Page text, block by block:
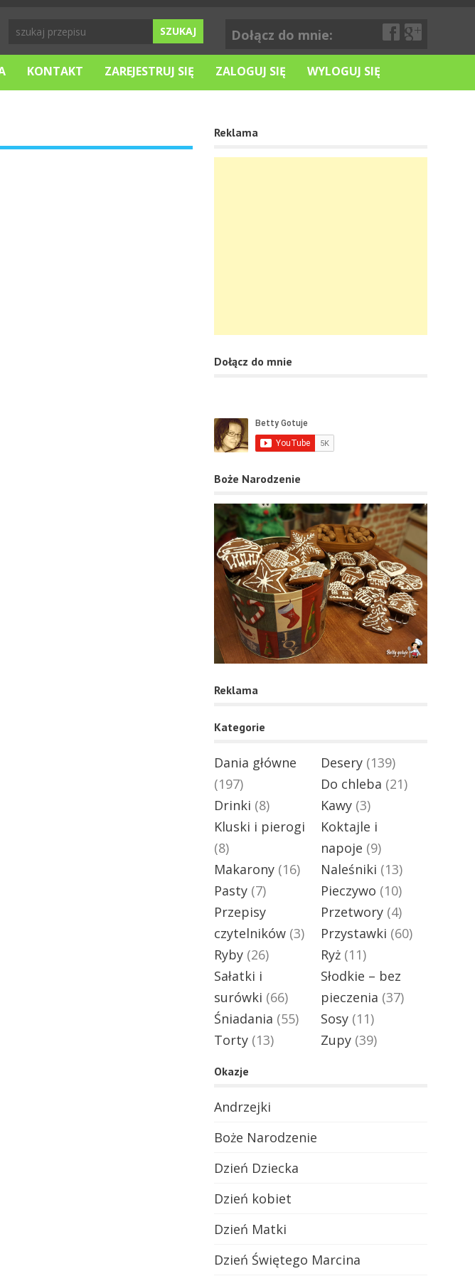
Dołącz do mnie:
KONTAKT ZAREJESTRUJ SIĘ ZALOGUJ SIĘ WYLOGUJ SIĘ
Reklama
Dołącz do mnie
Boże Narodzenie
Reklama
Kategorie
Dania główne
(197)
Desery (139)
Do chleba (21)
Drinki (8) Kawy (3)
Kluski i pierogi
(8)
Koktajle i
napoje (9)
Makarony (16) Naleśniki (13)
Pasty (7) Pieczywo (10)
Przepisy
czytelników (3)
Przetwory (4)
Przystawki (60)
Ryby (26) Ryż (11)
Sałatki i
surówki (66)
Słodkie – bez
pieczenia (37)
Śniadania (55) Sosy (11)
Torty (13) Zupy (39)
Okazje
Andrzejki
Boże Narodzenie
Dzień Dziecka
Dzień kobiet
Dzień Matki
Dzień Świętego Marcina